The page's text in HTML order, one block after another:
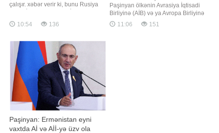
çalışır. xəbər verir ki, bunu Rusiya
və Mətbuat Departamentinin
direktor müavini Aleksey Fadeyev
yayımlanan brifinqdə bildirib. Onun
sözlərinə görə, Rusiya-Ermənista
10:54 136
Paşinyan ölkənin Avrasiya İqtisadi
Birliyinə (AİB) və ya Avropa Birliyinə
(AB) üzvlüyü ilə bağlı referendum
keçirilməsinin nəzərdə tutulmadığını
11:06 151
Paşinyan: Ermənistan eyni
vaxtda Aİ və Aİİ-yə üzv ola